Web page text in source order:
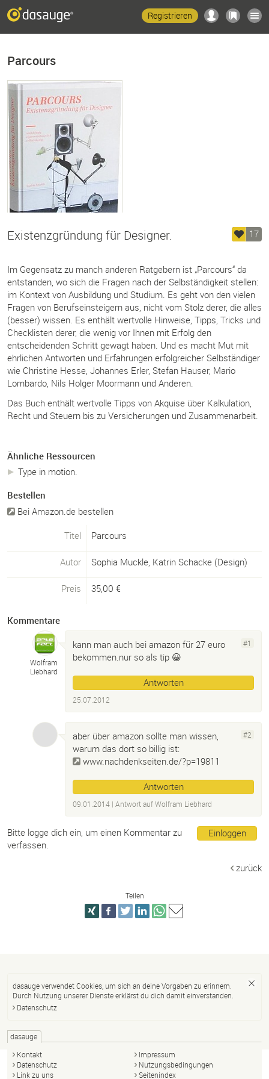
Registrieren
Parcours
17
Existenzgründung für Designer.
Im Gegensatz zu manch anderen Ratgebern ist „Parcours“ da
entstanden, wo sich die Fragen nach der Selbständigkeit stellen:
im Kontext von Ausbildung und Studium. Es geht von den vielen
Fragen von Berufseinsteigern aus, nicht vom Stolz derer, die alles
(besser) wissen. Es enthält wertvolle Hinweise, Tipps, Tricks und
Checklisten derer, die wenig vor Ihnen mit Erfolg den
entscheidenden Schritt gewagt haben. Und es macht Mut mit
ehrlichen Antworten und Erfahrungen erfolgreicher Selbständiger
wie Christine Hesse, Johannes Erler, Stefan Hauser, Mario
Lombardo, Nils Holger Moormann und Anderen.
Das Buch enthält wertvolle Tipps von Akquise über Kalkulation,
Recht und Steuern bis zu Versicherungen und Zusammenarbeit.
Ähnliche Ressourcen
Type in motion.
Bestellen
Bei Amazon.de bestellen
Titel
Parcours
Autor Sophia Muckle, Katrin Schacke (Design)
Preis 35,00 €
Kommentare
Wolfram
Liebhard
#1
kann man auch bei amazon für 27 euro
bekommen.nur so als tip 😀
Antworten
25.07.2012
#2
aber über amazon sollte man wissen,
warum das dort so billig ist:
www.nachdenkseiten.de/?p=19811
Antworten
09.01.2014 | Antwort aufWolfram Liebhard
Einloggen
Bitte logge dich ein, um einen Kommentar zu
verfassen.
zurück
Teilen
dasauge verwendet Cookies, um sich an deine Vorgaben zu erinnern.
Durch Nutzung unserer Dienste erklärst du dich damit einverstanden.
Datenschutz
dasauge
Kontakt
Impressum
Datenschutz
Nutzungsbedingungen
Link zu uns
Seitenindex